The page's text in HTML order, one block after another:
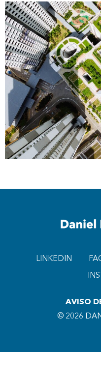
LINKEDIN
AVISO
© 2026